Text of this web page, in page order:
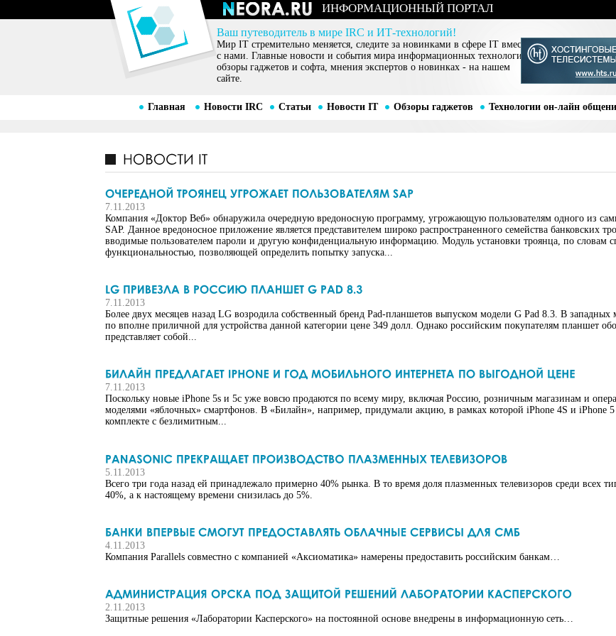
ИНФОРМАЦИОННЫЙ ПОРТАЛ
Ваш путеводитель в мире IRC и ИТ-технологий!
Мир IT стремительно меняется, следите за новинками в сфере IT вместе
с нами. Главные новости и события мира информационных технологий,
обзоры гаджетов и софта, мнения экспертов о новинках - на нашем
сайте.
Главная Новости IRC Статьи Новости IT Обзоры гаджетов Технологии он-лайн
7.11.2013
Компания «Доктор Веб» обнаружила очередную вредоносную программу, угрожающую пользователям одного из
SAP. Данное вредоносное приложение является представителем широко распространенного семейства банковских
вводимые пользователем пароли и другую конфиденциальную информацию. Модуль установки троянца, по словам
функциональностью, позволяющей определить попытку запуска...
7.11.2013
Более двух месяцев назад LG возродила собственный бренд Pad-планшетов выпуском модели G Pad 8.3. В
по вполне приличной для устройства данной категории цене 349 долл. Однако российским покупателям планшет
представляет собой...
7.11.2013
Поскольку новые iPhone 5s и 5c уже вовсю продаются по всему миру, включая Россию, розничным магазинам и
моделями «яблочных» смартфонов. В «Билайн», например, придумали акцию, в рамках которой iPhone 4S и iPhone
комплекте с безлимитным...
5.11.2013
Всего три года назад ей принадлежало примерно 40% рынка. В то время доля плазменных телевизоров среди всех
40%, а к настоящему времени снизилась до 5%.
4.11.2013
Компания Parallels совместно с компанией «Аксиоматика» намерены предоставить российским банкам…
2.11.2013
Защитные решения «Лаборатории Касперского» на постоянной основе внедрены в информационную сеть…